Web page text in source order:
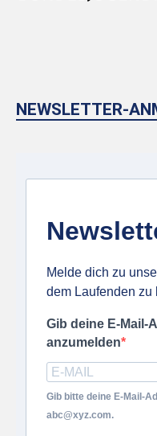
NEWSLETTER-
Melde dich zu
dem Laufenden zu
Gib deine E-Mail-
anzumelden
Gib bitte deine E-Mail-
abc@xyz.com.